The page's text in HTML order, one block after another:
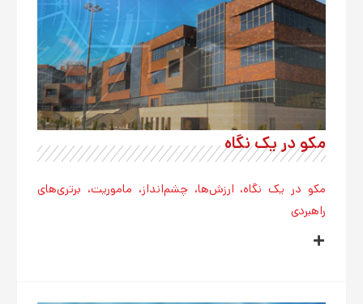
مکو در یک نگاه
مکو در یک نگاه، ارزش‌ها، چشم‌انداز، ماموریت، برتری‌های
راهبردی